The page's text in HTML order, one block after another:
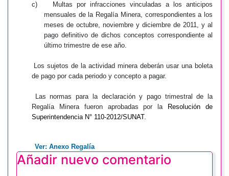
c)
Multas por infracciones vinculadas a los anticipos
mensuales de la Regalía Minera, correspondientes a los
meses de octubre, noviembre y diciembre de 2011, y al
pago definitivo de dichos conceptos correspondiente al
último trimestre de ese año.
Los sujetos de la actividad minera deberán usar una boleta
de pago por cada periodo y concepto a pagar.
Las normas para la declaración y pago trimestral de la
Regalía Minera fueron aprobadas por la
Resolución de
Superintendencia N° 110-2012/SUNAT.
Ver: Anexo Regalía
Añadir nuevo comentario